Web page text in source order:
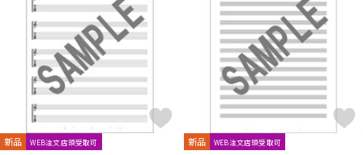
G.I. Batteries G7th GATOR GATOR Frameworks
GHS
Gibson
GID GigBag Golden Power
GORILLA SNOT
GOTOH
Grande uomo
Gravity Guitar Picks
GRECO
Greg Bennett
GrooveTech Tools
Grover
Grover Allman
GUITTO
Hal Leonard
HANNABACH HARRY'S
HATA
Headway
HERCO HERCULES
Hofner
HOSCO HUDSON MUSIC
新品 WEB注文店頭受取可 新品 WEB注文店頭受取可